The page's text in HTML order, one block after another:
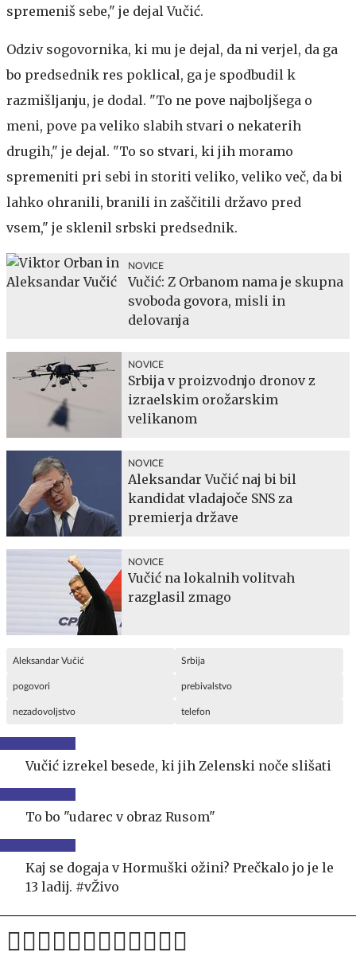
spremeniš sebe," je dejal Vučić.
Odziv sogovornika, ki mu je dejal, da ni verjel, da ga
bo predsednik res poklical, ga je spodbudil k
razmišljanju, je dodal. "To ne pove najboljšega o
meni, pove pa veliko slabih stvari o nekaterih
drugih," je dejal. "To so stvari, ki jih moramo
spremeniti pri sebi in storiti veliko, veliko več, da bi
lahko ohranili, branili in zaščitili državo pred
vsem," je sklenil srbski predsednik.
NOVICE
Vučić: Z Orbanom nama je skupna
svoboda govora, misli in
delovanja
NOVICE
Srbija v proizvodnjo dronov z
izraelskim orožarskim
velikanom
NOVICE
Aleksandar Vučić naj bi bil
kandidat vladajoče SNS za
premierja države
NOVICE
Vučić na lokalnih volitvah
razglasil zmago
Aleksandar Vučić Srbija
pogovori prebivalstvo
nezadovoljstvo telefon
Vučić izrekel besede, ki jih Zelenski noče slišati
To bo "udarec v obraz Rusom"
Kaj se dogaja v Hormuški ožini? Prečkalo jo je le
13 ladij. #vŽivo